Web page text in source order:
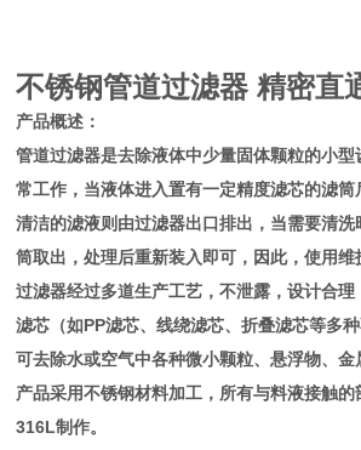
不锈钢管道过滤器 精密直
产品概述：
管道过滤器是去除液体中少量固体颗粒的小
常工作，当液体进入置有一定精度滤芯的滤
清洁的滤液则由过滤器出口排出，当需要清
筒取出，处理后重新装入即可，因此，使用维
过滤器经过多道生产工艺，不泄露，设计合
滤芯（如PP滤芯、线绕滤芯、折叠滤芯等多种
可去除水或空气中各种微小颗粒、悬浮物、金
产品采用不锈钢材料加工，所有与料液接触
316L制作。